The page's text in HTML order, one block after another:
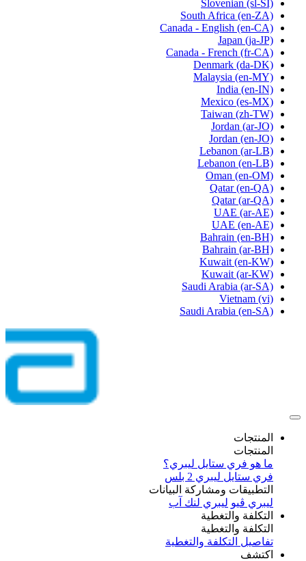
Slovenian (sl-SI)
South Africa (en-ZA)
Canada - English (en-CA)
Japan (ja-JP)
Canada - French (fr-CA)
Denmark (da-DK)
Malaysia (en-MY)
India (en-IN)
Mexico (es-MX)
Taiwan (zh-TW)
Jordan (ar-JO)
Jordan (en-JO)
Lebanon (ar-LB)
Lebanon (en-LB)
Oman (en-OM)
Qatar (en-QA)
Qatar (ar-QA)
UAE (ar-AE)
UAE (en-AE)
Bahrain (en-BH)
Bahrain (ar-BH)
Kuwait (en-KW)
Kuwait (ar-KW)
Saudi Arabia (ar-SA)
Vietnam (vi)
Saudi Arabia (en-SA)
المنتجات
المنتجات
ما هو فري ستايل ليبري؟
فري ستايل ليبري 2 بلس​
التطبيقات ومشاركة البيانات
ليبري ڤيو ليبري لنك آب
التكلفة والتغطية
التكلفة والتغطية
تفاصيل التكلفة والتغطية
اكتشف​